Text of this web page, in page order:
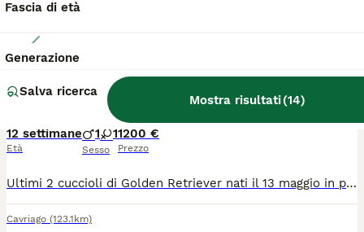
Fascia di età
Generazione
Salva ricerca
Mostra risultati(14)
Ultimi 2 cuccioli di golden retriever
12 settimane
Età
1 1
Sesso
1200 €
Prezzo
Ultimi 2 cuccioli di Golden Retriever nati il 13 maggio in pronta consegna con: - Libretto sanitario e sverminazioni eseguite - Pedigree ENCI (che verrà consegnato direttamente a casa tua da Enci) -Certificato di buona salute rilasciato dal nostro veterinario di fiducia I cuccioli sono nati in casa ( non allevamento ) a Cavriago di Reggio Emilia, Razza: Anglo/americana, tinte Gold e Red Diamo assistenza prima e dopo la vendita, Quando andrete in vacanza ospiteremo a preventivo il vostro cane in pensione per lunghi o brevi periodi. Ti invito a farmi visita ( previo avviso) per vedere da vicino la magia dei cuccioli che giocano e fare amicizia con loro tra le tue braccia, il modo migliore per poi fare ogni valutazione.
Cavriago (123.1km)